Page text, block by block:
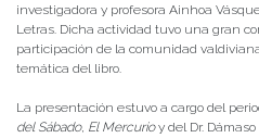
investigadora y profesora Ainhoa
Letras. Dicha actividad tuvo una gran
participación de la comunidad
temática del libro.
La presentación estuvo a cargo del
del Sábado, El Mercurioy del Dr.